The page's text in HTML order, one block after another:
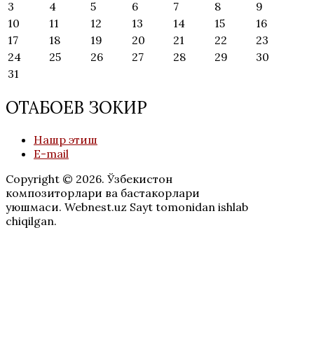
3
4 5 6 7 8
9
10
11 12 13 14 15
16
17
18 19 20 21 22
23
24
25 26 27 28 29
30
31
ОТАБОЕВ ЗОКИР
Нашр этиш
E-mail
Copyright © 2026. Ўзбекистон
композиторлари ва бастакорлари
уюшмаси. Webnest.uz Sayt tomonidan ishlab
chiqilgan.